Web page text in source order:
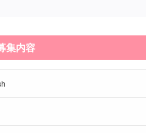
集内容